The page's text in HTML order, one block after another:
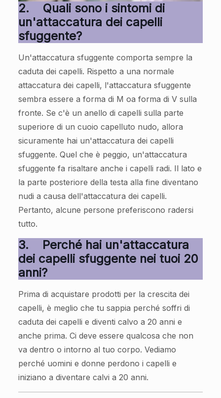
2. Quali sono i sintomi di
un'attaccatura dei capelli
sfuggente?
Un'attaccatura sfuggente comporta sempre la
caduta dei capelli. Rispetto a una normale
attaccatura dei capelli, l'attaccatura sfuggente
sembra essere a forma di M oa forma di V sulla
fronte. Se c'è un anello di capelli sulla parte
superiore di un cuoio capelluto nudo, allora
sicuramente hai un'attaccatura dei capelli
sfuggente. Quel che è peggio, un'attaccatura
sfuggente fa risaltare anche i capelli radi. Il lato e
la parte posteriore della testa alla fine diventano
nudi a causa dell'attaccatura dei capelli.
Pertanto, alcune persone preferiscono radersi
tutto.
3. Perché hai un'attaccatura
dei capelli sfuggente nei tuoi 20
anni?
Prima di acquistare prodotti per la crescita dei
capelli, è meglio che tu sappia perché soffri di
caduta dei capelli e diventi calvo a 20 anni e
anche prima. Ci deve essere qualcosa che non
va dentro o intorno al tuo corpo. Vediamo
perché uomini e donne perdono i capelli e
iniziano a diventare calvi a 20 anni.